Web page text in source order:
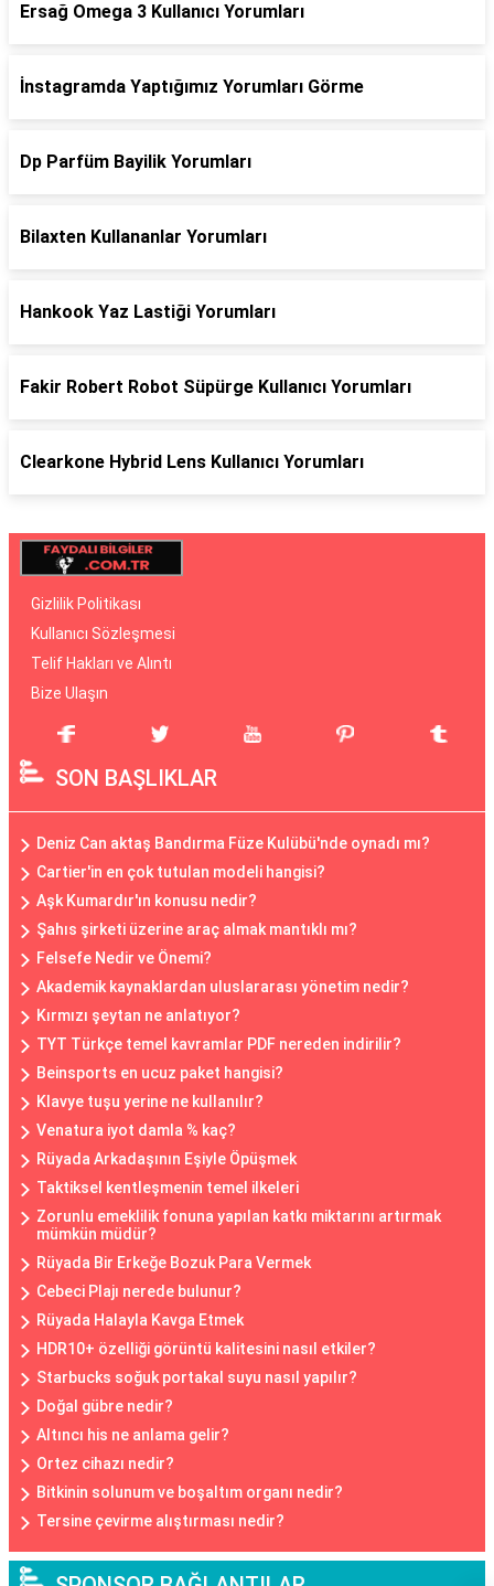
Ersağ Omega 3 Kullanıcı Yorumları
İnstagramda Yaptığımız Yorumları Görme
Dp Parfüm Bayilik Yorumları
Bilaxten Kullananlar Yorumları
Hankook Yaz Lastiği Yorumları
Fakir Robert Robot Süpürge Kullanıcı Yorumları
Clearkone Hybrid Lens Kullanıcı Yorumları
Gizlilik Politikası
Kullanıcı Sözleşmesi
Telif Hakları ve Alıntı
Bize Ulaşın
SON BAŞLIKLAR
Deniz Can aktaş Bandırma Füze Kulübü'nde oynadı mı?
Cartier'in en çok tutulan modeli hangisi?
Aşk Kumardır'ın konusu nedir?
Şahıs şirketi üzerine araç almak mantıklı mı?
Felsefe Nedir ve Önemi?
Akademik kaynaklardan uluslararası yönetim nedir?
Kırmızı şeytan ne anlatıyor?
TYT Türkçe temel kavramlar PDF nereden indirilir?
Beinsports en ucuz paket hangisi?
Klavye tuşu yerine ne kullanılır?
Venatura iyot damla % kaç?
Rüyada Arkadaşının Eşiyle Öpüşmek
Taktiksel kentleşmenin temel ilkeleri
Zorunlu emeklilik fonuna yapılan katkı miktarını artırmak
mümkün müdür?
Rüyada Bir Erkeğe Bozuk Para Vermek
Cebeci Plajı nerede bulunur?
Rüyada Halayla Kavga Etmek
HDR10+ özelliği görüntü kalitesini nasıl etkiler?
Starbucks soğuk portakal suyu nasıl yapılır?
Doğal gübre nedir?
Altıncı his ne anlama gelir?
Ortez cihazı nedir?
Bitkinin solunum ve boşaltım organı nedir?
Tersine çevirme alıştırması nedir?